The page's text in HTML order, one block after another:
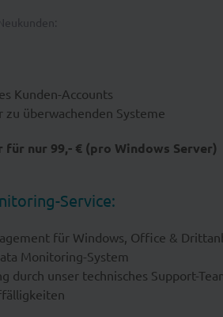
Kunden-Accounts
überwachenden Systeme
nur 99,- € (pro Windows Server)
Service:
für Windows, Office &
Monitoring-System
durch unser technisches Support-